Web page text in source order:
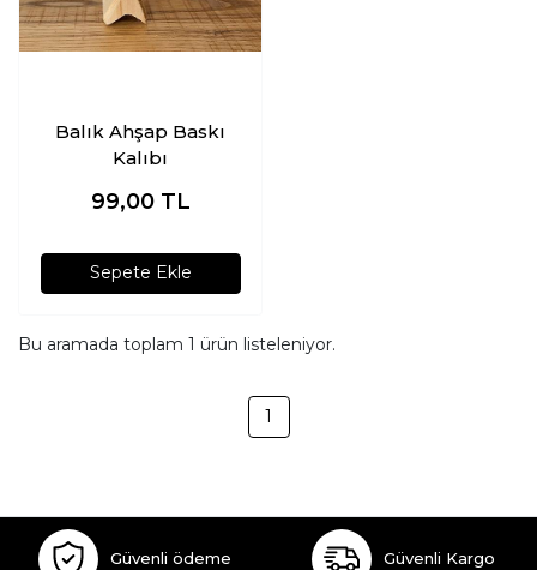
Balık Ahşap Baskı
Kalıbı
99,00 TL
Sepete Ekle
Bu aramada toplam 1 ürün listeleniyor.
1
Güvenli ödeme Güvenli Kargo